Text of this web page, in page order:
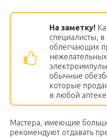
На заметку!
специалисты, в
облегчающих
обычные
которые
в любой аптеке
Мастера, имеющие
рекомендуют отдавать